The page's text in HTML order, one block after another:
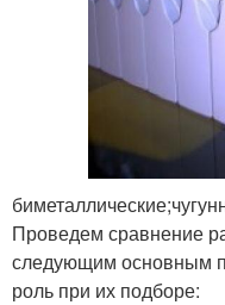
Проведем сравнение
следующим основным
роль при их подборе: